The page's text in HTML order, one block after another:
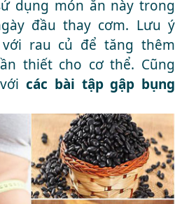
dụng món ăn này trong
đầu thay cơm. Lưu ý
rau củ để tăng thêm
thiết cho cơ thể. Cũng
các bài tập gập bụng